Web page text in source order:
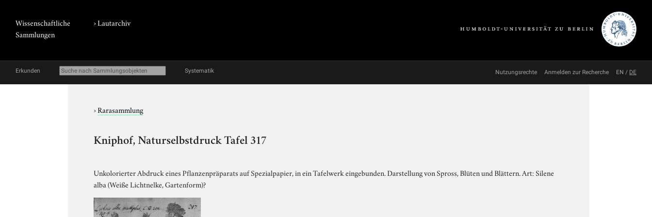
Wissenschaftliche
Sammlungen
›Lautarchiv
Erkunden Systematik Nutzungsrechte Anmelden zur Recherche EN / DE
›Rarasammlung
Kniphof, Naturselbstdruck Tafel 317
Unkolorierter Abdruck eines Pflanzenpräparats auf Spezialpapier, in ein Tafelwerk eingebunden. Darstellung von Spross, Blüten und Blättern. Art: Silene
alba (Weiße Lichtnelke, Gartenform)?